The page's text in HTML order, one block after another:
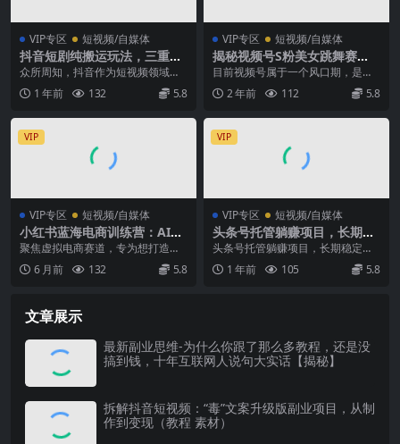
VIP专区 短视频/自媒体
抖音短剧纯搬运玩法，三重变
现，账号包回收，账号报白一
刀不剪过原创
众所周知，抖音作为短视频领域的
佼佼者，拥有庞大的用户基数和日
活跃用户量。 而短剧...
1 年前 132 5.8
VIP专区 短视频/自媒体
揭秘视频号S粉美女跳舞赛
道，一键生成原创视频，收益
翻倍！
目前视频号属于一个风口期，是普
通人入局的最佳时机，就像早些时
候的抖音一样，基本上...
2 年前 112 5.8
VIP
VIP专区 短视频/自媒体
小红书蓝海电商训练营：AI虚
拟选品，批量笔记，打造睡后
聚焦虚拟电商赛道，专为想打造睡
后收入的创业者、新手打造。课程
从店铺基建、账号起号...
6 月前 132 5.8
VIP
VIP专区 短视频/自媒体
头条号托管躺赚项目，长期稳
定，可做五年，每天十分钟，
头条号托管躺赚项目，长期稳定，
保底可做五年，每天十分钟，收益
几百块 项目介绍： ...
1 年前 105 5.8
文章展示
最新副业思维-为什么你跟了那么多教程，还是没
搞到钱，十年互联网人说句大实话【揭秘】
拆解抖音短视频：“毒”文案升级版副业项目，从制
作到变现（教程 素材）